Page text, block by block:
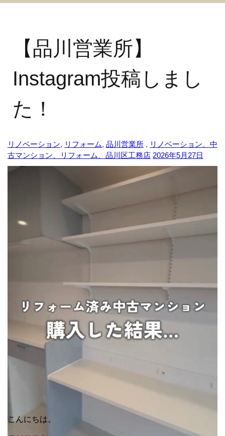
【品川営業所】
Instagram投稿しまし
た！
リノベーション, リフォーム, 品川営業所 , リノベーション、中
古マンション、リフォーム、品川区工務店 2026年5月27日
こんにちは。